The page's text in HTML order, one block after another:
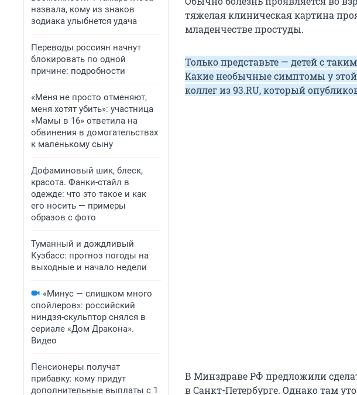
назвала, кому из знаков
зодиака улыбнется удача
Переводы россиян начнут
блокировать по одной
причине: подробности
«Меня не просто отменяют,
меня хотят убить»: участница
«Мамы в 16» ответила на
обвинения в домогательствах
к маленькому сыну
Дофаминовый шик, блеск,
красота. Фанки-стайл в
одежде: что это такое и как
его носить — примеры
образов с фото
Туманный и дождливый
Кузбасс: прогноз погоды на
выходные и начало недели
«Минус — слишком много
спойлеров»: российский
ниндзя-скульптор снялся в
сериале «Дом Дракона».
Видео
Пенсионеры получат
прибавку: кому придут
дополнительные выплаты с 1
тяжелая клиническая картина
младенчестве простуды.
Только представьте — детей с
Какие необычные симптомы у
коллег из 93.RU, который
В Минздраве РФ предложили
в Санкт-Петербурге. Однако там